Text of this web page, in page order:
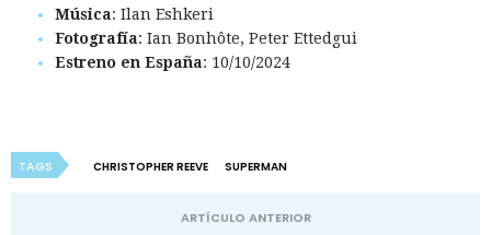
Música: Ilan Eshkeri
Fotografía: Ian Bonhôte, Peter Ettedgui
Estreno en España: 10/10/2024
TAGS CHRISTOPHER REEVE SUPERMAN
ARTÍCULO ANTERIOR